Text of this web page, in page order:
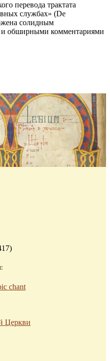
перевода трактата
службах» (De
солидным
и обширными комментариями
chant
Церкви